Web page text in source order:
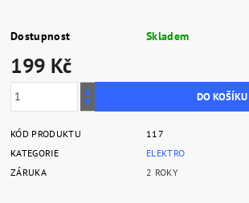
Dostupnost Skladem
199 Kč
KÓD PRODUKTU
117
KATEGORIE
ELEKTRO
ZÁRUKA
2 ROKY